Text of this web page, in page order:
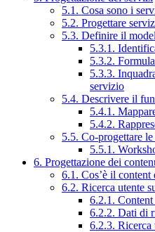
5.1. Cosa sono i
5.2. Progettare
5.3. Definire il
5.3.1.
5.3.2.
5.3.3.
servizio
5.4. Descrivere il
5.4.1.
5.4.2.
5.5. Co-progettare
5.5.1.
6. Progettazione dei
6.1. Cos’è il content
6.2. Ricerca utente
6.2.1.
6.2.2. Dati di
6.2.3. Ricerca